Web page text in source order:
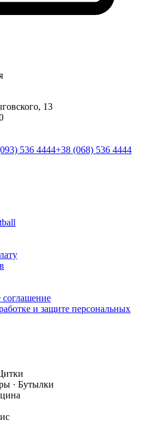
13
536 4444+38 (068) 536 4444
соглашение
и защите персональных
· Бутылки